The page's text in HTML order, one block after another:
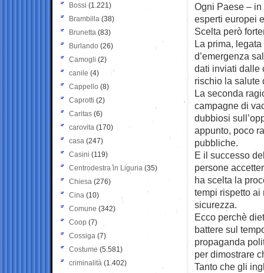
Ogni Paese –
esperti europei
Scelta però
La prima,
d’emergenza
dati inviati dalle
rischio la salute
La seconda
campagne di
dubbiosi
appunto, poco
pubbliche.
E il successo
persone
ha scelta la
tempi rispetto
sicurezza.
Ecco perchè
battere sul
propaganda
per dimostrare
Tanto che gli
Bossi (1.221)
Brambilla (38)
Brunetta (83)
Burlando (26)
Camogli (2)
canile (4)
Cappello (8)
Caprotti (2)
Caritas (6)
carovita (170)
casa (247)
Casini (119)
Centrodestra in Liguria (35)
Chiesa (276)
Cina (10)
Comune (342)
Coop (7)
Cossiga (7)
Costume (5.581)
criminalità (1.402)